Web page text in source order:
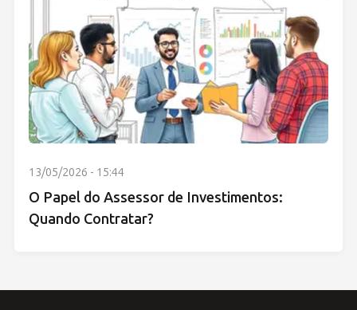
13/05/2026 - 15:44
O Papel do Assessor de Investimentos:
Quando Contratar?